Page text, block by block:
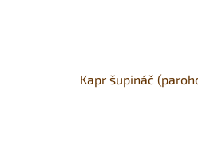
Kapr šupináč